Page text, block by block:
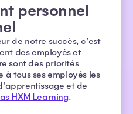
personnel
de notre succès, c'est
des employés et
sont des priorités
à tous ses employés les
et de
HXM Learning.